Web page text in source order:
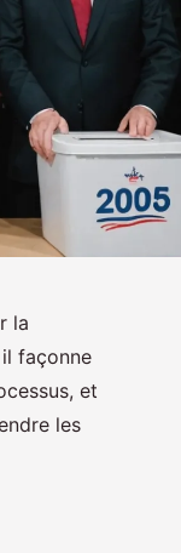
la
façonne
et
les